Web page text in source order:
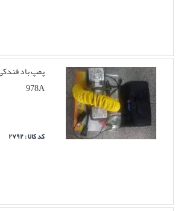
978A
کد کالا : ۲۷۹۲